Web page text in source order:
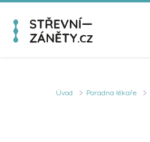
Úvod Poradna lékaře